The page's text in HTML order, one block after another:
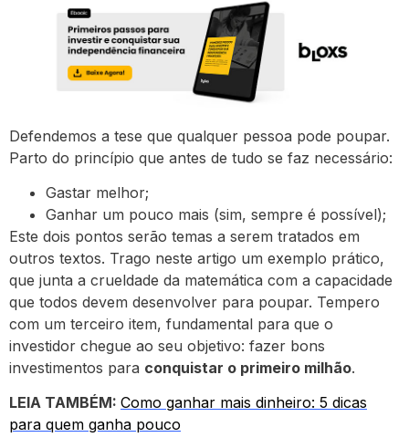
Defendemos a tese que qualquer pessoa pode poupar.
Parto do princípio que antes de tudo se faz necessário:
Gastar melhor;
Ganhar um pouco mais (sim, sempre é possível);
Este dois pontos serão temas a serem tratados em
outros textos. Trago neste artigo um exemplo prático,
que junta a crueldade da matemática com a capacidade
que todos devem desenvolver para poupar. Tempero
com um terceiro item, fundamental para que o
investidor chegue ao seu objetivo: fazer bons
investimentos para conquistar o primeiro milhão.
LEIA TAMBÉM: Como ganhar mais dinheiro: 5 dicas
para quem ganha pouco